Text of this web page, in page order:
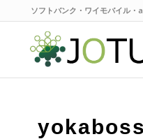
ソフトバンク・ワイモバイル